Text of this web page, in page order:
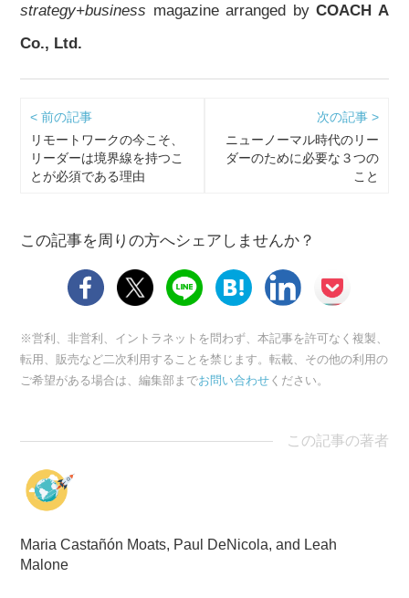
strategy+business magazine arranged byCOACH A
Co., Ltd.
< 前の記事
リモートワークの今こそ、
リーダーは境界線を持つこ
とが必須である理由
次の記事 >
ニューノーマル時代のリー
ダーのために必要な３つの
こと
この記事を周りの方へシェアしませんか？
※営利、非営利、イントラネットを問わず、本記事を許可なく複製、
転用、販売など二次利用することを禁じます。転載、その他の利用の
ご希望がある場合は、編集部までお問い合わせ ください。
この記事の著者
Maria Castañón Moats, Paul DeNicola, and Leah
Malone